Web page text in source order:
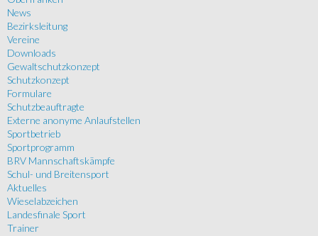
News
Bezirksleitung
Vereine
Downloads
Gewaltschutzkonzept
Schutzkonzept
Formulare
Schutzbeauftragte
Externe anonyme Anlaufstellen
Sportbetrieb
Sportprogramm
BRV Mannschaftskämpfe
Schul- und Breitensport
Aktuelles
Wieselabzeichen
Landesfinale Sport
Trainer